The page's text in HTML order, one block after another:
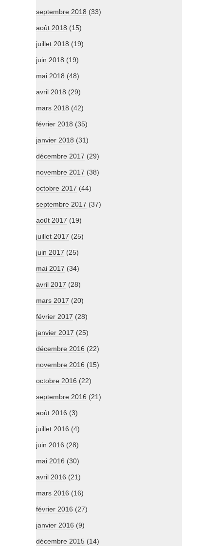
septembre 2018 (33)
août 2018 (15)
juillet 2018 (19)
juin 2018 (19)
mai 2018 (48)
avril 2018 (29)
mars 2018 (42)
février 2018 (35)
janvier 2018 (31)
décembre 2017 (29)
novembre 2017 (38)
octobre 2017 (44)
septembre 2017 (37)
août 2017 (19)
juillet 2017 (25)
juin 2017 (25)
mai 2017 (34)
avril 2017 (28)
mars 2017 (20)
février 2017 (28)
janvier 2017 (25)
décembre 2016 (22)
novembre 2016 (15)
octobre 2016 (22)
septembre 2016 (21)
août 2016 (3)
juillet 2016 (4)
juin 2016 (28)
mai 2016 (30)
avril 2016 (21)
mars 2016 (16)
février 2016 (27)
janvier 2016 (9)
décembre 2015 (14)